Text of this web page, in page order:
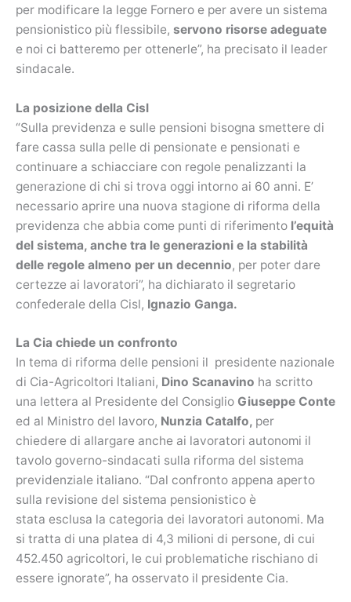
per modificare la legge Fornero e per avere un sistema
pensionistico più flessibile, servono risorse adeguate
e noi ci batteremo per ottenerle”, ha precisato il leader
sindacale.
La posizione della Cisl
“Sulla previdenza e sulle pensioni bisogna smettere di
fare cassa sulla pelle di pensionate e pensionati e
continuare a schiacciare con regole penalizzanti la
generazione di chi si trova oggi intorno ai 60 anni. E’
necessario aprire una nuova stagione di riforma della
previdenza che abbia come punti di riferimento l’equità
del sistema, anche tra le generazioni e la stabilità
delle regole almeno per un decennio, per poter dare
certezze ai lavoratori”, ha dichiarato il segretario
confederale della Cisl, Ignazio Ganga.
La Cia chiede un confronto
In tema di riforma delle pensioni il presidente nazionale
di Cia-Agricoltori Italiani, Dino Scanavino ha scritto
una lettera al Presidente del Consiglio Giuseppe Conte
ed al Ministro del lavoro, Nunzia Catalfo, per
chiedere di allargare anche ai lavoratori autonomi il
tavolo governo-sindacati sulla riforma del sistema
previdenziale italiano. “Dal confronto appena aperto
sulla revisione del sistema pensionistico è
stata esclusa la categoria dei lavoratori autonomi. Ma
si tratta di una platea di 4,3 milioni di persone, di cui
452.450 agricoltori, le cui problematiche rischiano di
essere ignorate”, ha osservato il presidente Cia.